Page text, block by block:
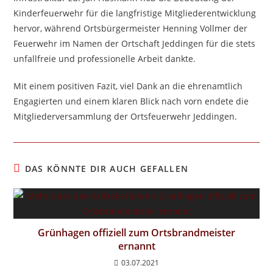
Kinderfeuerwehr für die langfristige Mitgliederentwicklung
hervor, während Ortsbürgermeister Henning Vollmer der
Feuerwehr im Namen der Ortschaft Jeddingen für die stets
unfallfreie und professionelle Arbeit dankte.
Mit einem positiven Fazit, viel Dank an die ehrenamtlich
Engagierten und einem klaren Blick nach vorn endete die
Mitgliederversammlung der Ortsfeuerwehr Jeddingen.
DAS KÖNNTE DIR AUCH GEFALLEN
Grünhagen offiziell zum Ortsbrandmeister
ernannt
03.07.2021